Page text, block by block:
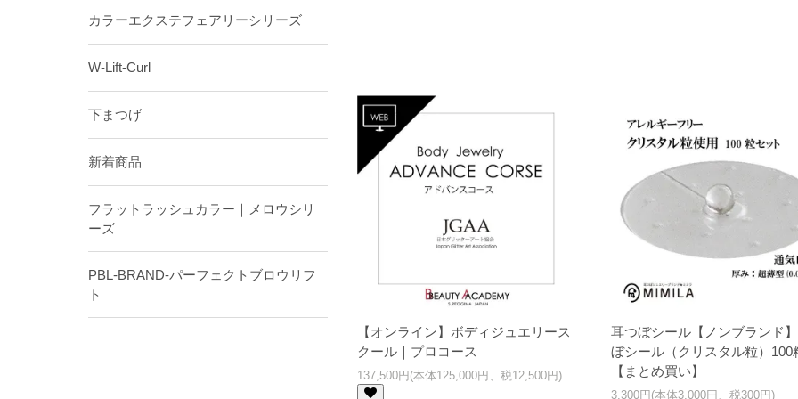
【オンライン】ボディジュエリース
クール｜プロコース
137,500円(本体125,000円、税12,500円)
耳つぼシール【ノンブランド
ぼシール（クリスタル粒）100
【まとめ買い】
3,300円(本体3,000円、税300円)
カラーエクステフェアリーシリーズ
W-Lift-Curl
下まつげ
新着商品
フラットラッシュカラー｜メロウシリ
ーズ
PBL-BRAND-パーフェクトブロウリフ
ト